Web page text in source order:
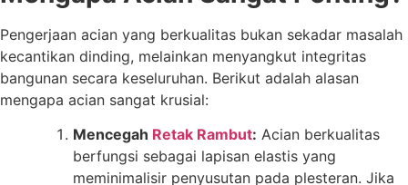
Pengerjaan acian yang berkualitas bukan sekadar masalah
kecantikan dinding, melainkan menyangkut integritas
bangunan secara keseluruhan. Berikut adalah alasan
mengapa acian sangat krusial:
Mencegah Retak Rambut: Acian berkualitas
berfungsi sebagai lapisan elastis yang
meminimalisir penyusutan pada plesteran. Jika